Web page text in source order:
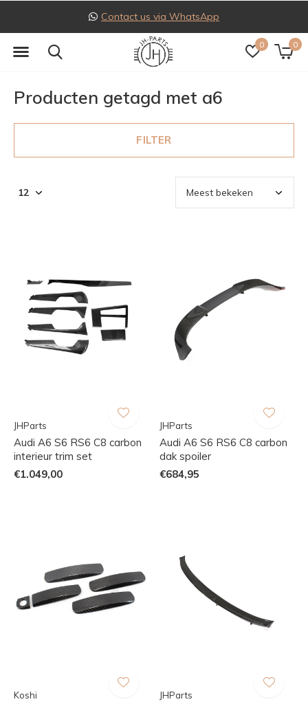
0 0
Contact us via WhatsApp
Producten getagd met a6
FILTER
JHParts
Audi A6 S6 RS6 C8 carbon
interieur trim set
€1.049,00
JHParts
Audi A6 S6 RS6 C8 carbon
dak spoiler
€684,95
Koshi JHParts